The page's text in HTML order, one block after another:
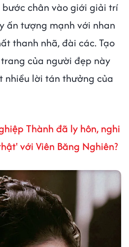
chân vào giới giải trí
ấn tượng mạnh với nhan
thanh nhã, đài các. Tạo
của người đẹp này
nhiều lời tán thưởng của
Thành đã ly hôn, nghi
với Viên Băng Nghiên?